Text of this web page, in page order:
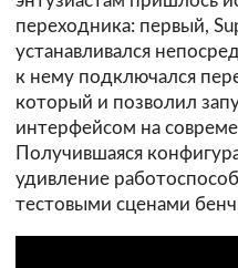
переходника: первый,
устанавливался
к нему подключался
который и позволил
интерфейсом на
Получившаяся
удивление
тестовыми сценами